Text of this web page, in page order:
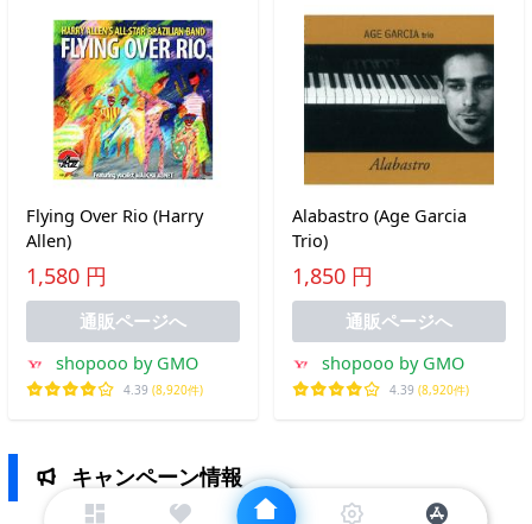
Flying Over Rio (Harry
Allen)
1,580 円
通販ページへ
shopooo by GMO
4.39 (8,920件)
Alabastro (Age Garcia
Trio)
1,850 円
通販ページへ
shopooo by GMO
4.39 (8,920件)
キャンペーン情報